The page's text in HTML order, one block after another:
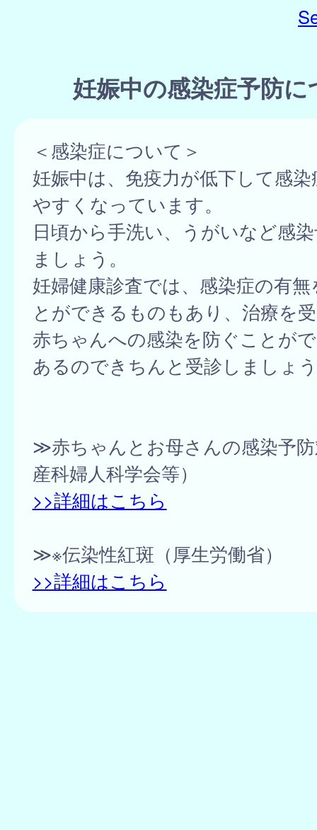
妊娠中の感染症予防に
＜感染症について＞
妊娠中は、免疫力が低下して感
やすくなっています。
日頃から手洗い、うがいなど感
ましょう。
妊婦健康診査では、感染症の有
とができるものもあり、治療を
赤ちゃんへの感染を防ぐことが
あるのできちんと受診しましょ
≫赤ちゃんとお母さんの感染予
産科婦人科学会等）
>>詳細はこちら
≫※伝染性紅斑（厚生労働省）
>>詳細はこちら